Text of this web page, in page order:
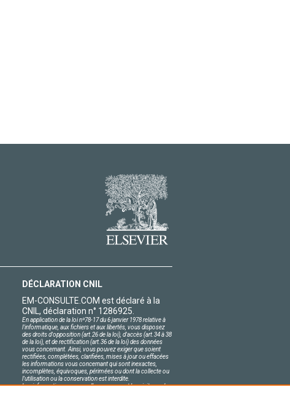
DÉCLARATION CNIL
EM-CONSULTE.COM est déclaré à la
CNIL, déclaration n° 1286925.
En application de la loi nº78-17 du 6 janvier 1978 relative à
l'informatique, aux fichiers et aux libertés, vous disposez
des droits d'opposition (art.26 de la loi), d'accès (art.34 à 38
de la loi), et de rectification (art.36 de la loi) des données
vous concernant. Ainsi, vous pouvez exiger que soient
rectifiées, complétées, clarifiées, mises à jour ou effacées
les informations vous concernant qui sont inexactes,
incomplètes, équivoques, périmées ou dont la collecte ou
l'utilisation ou la conservation est interdite.
Les informations personnelles concernant les visiteurs de